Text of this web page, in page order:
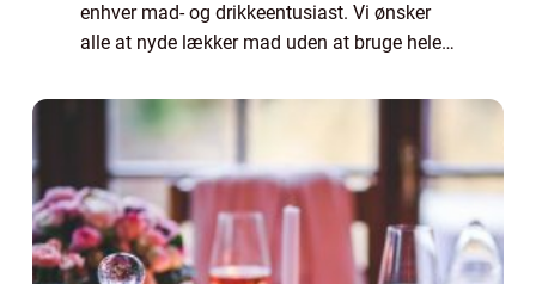
enhver mad- og drikkeentusiast. Vi ønsker
alle at nyde lækker mad uden at bruge hele
udforske begrebet nem og hurtig aftensmad